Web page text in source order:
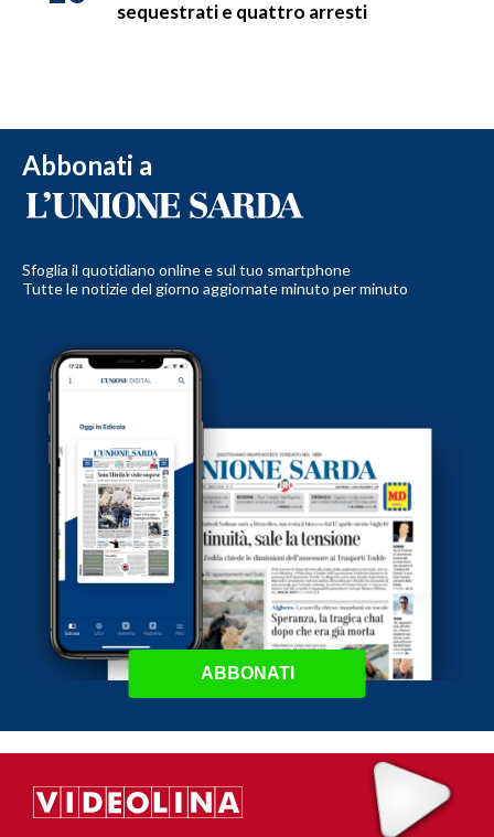
sequestrati e quattro arresti
Abbonati a
Sfoglia il quotidiano online e sul tuo smartphone
Tutte le notizie del giorno aggiornate minuto per minuto
ABBONATI